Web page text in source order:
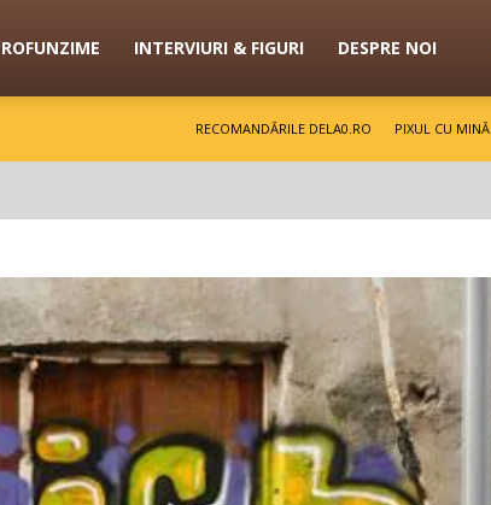
INTERVIURI & FIGURI DESPRE NOI
RECOMANDĂRILE DELA0.RO PIXUL CU MINĂ